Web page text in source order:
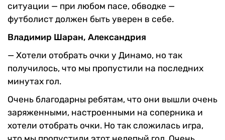
ситуации — при любом пасе, обводке —
футболист должен быть уверен в себе.
Владимир Шаран, Александрия
— Хотели отобрать очки у Динамо, но так
получилось, что мы пропустили на последних
минутах гол.
Очень благодарны ребятам, что они вышли очень
заряженными, настроенными на соперника и
хотели отобрать очки. Но так сложилась игра,